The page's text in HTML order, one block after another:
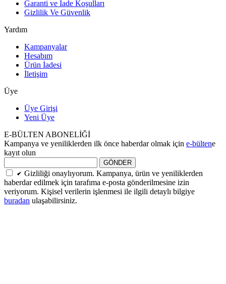
Garanti ve İade Koşulları
Gizlilik Ve Güvenlik
Yardım
Kampanyalar
Hesabım
Ürün İadesi
İletişim
Üye
Üye Girişi
Yeni Üye
E-BÜLTEN ABONELİĞİ
Kampanya ve yeniliklerden ilk önce haberdar olmak için e-bültene
kayıt olun
GÖNDER
Gizliliği onaylıyorum. Kampanya, ürün ve yeniliklerden
haberdar edilmek için tarafıma e-posta gönderilmesine izin
veriyorum. Kişisel verilerin işlenmesi ile ilgili detaylı bilgiye
buradan ulaşabilirsiniz.